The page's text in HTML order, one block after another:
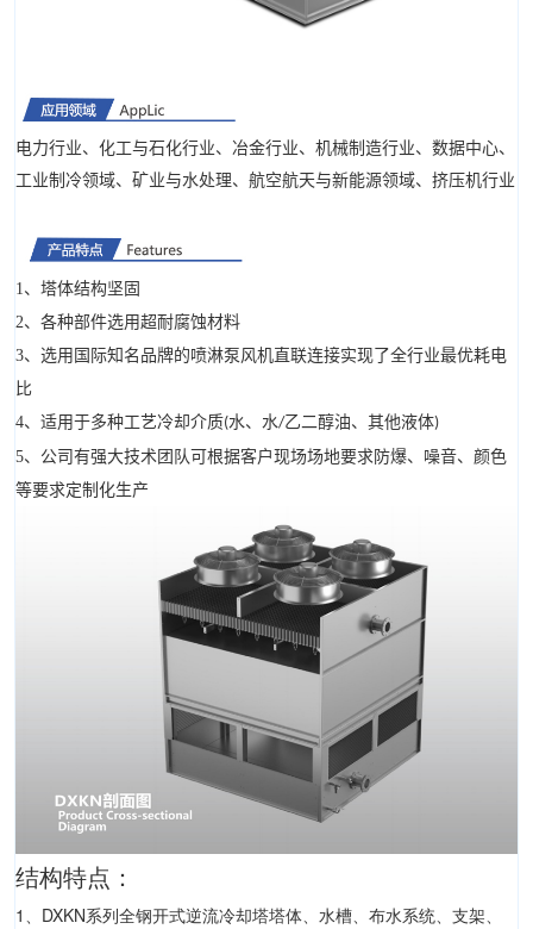
电力行业、化工与石化行业、冶金行业、机械制造行业、数据中心、
工业制冷领域、矿业与水处理、航空航天与新能源领域、挤压机行业
1、 塔体结构坚固
2、 各种部件选用超耐腐蚀材料
3、 选用国际知名品牌的喷淋泵风机直联连接实现了全行业最优耗电
比
4、 适用于多种工艺冷却介质(水、水/乙二醇油、其他液体)
5、 公司有强大技术团队可根据客户现场场地要求防爆、噪音、颜色
等要求定制化生产
结构特点：
1、DXKN系列全钢开式逆流冷却塔塔体、水槽、布水系统、支架、